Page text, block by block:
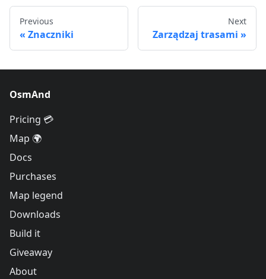
Previous
Znaczniki
Next
Zarządzaj trasami
OsmAnd
Pricing 💳
Map 🌍
Docs
Purchases
Map legend
Downloads
Build it
Giveaway
About